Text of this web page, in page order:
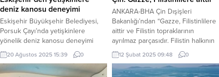
deniz kanosu deneyimi
Eskişehir Büyükşehir Belediyesi,
Porsuk Çayı’nda yetişkinlere
yönelik deniz kanosu deneyimi
başlatıyor. Ücretsiz deneyim için
kayıtlar 25-27 Ağustos tarihleri
arasında yapılacak. ESKİŞEHİR
20 Ağustos 2025 15:39 0
ANKARA-BHA Çin Dışişleri
Bakanlığı’ndan “Gazze, Filistinlilere
aittir ve Filistin topraklarının
ayrılmaz parçasıdır. Filistin halkının
zorla yerinden edilmesine karşıyız.”
açıklaması geldi. Ayrıntılar geliyor…
12 Şubat 2025 09:48 0